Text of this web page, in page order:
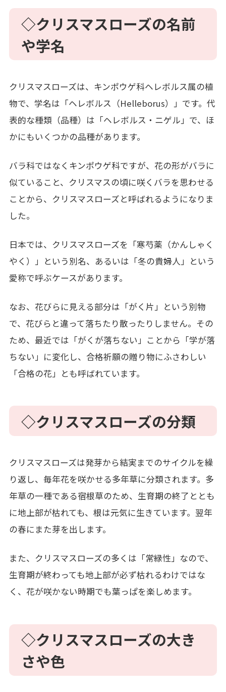
◇クリスマスローズの名前
や学名
クリスマスローズは、キンポウゲ科ヘレボルス属の植
物で、学名は「ヘレボルス（Helleborus）」です。代
表的な種類（品種）は「ヘレボルス・ニゲル」で、ほ
かにもいくつかの品種があります。
バラ科ではなくキンポウゲ科ですが、花の形がバラに
似ていること、クリスマスの頃に咲くバラを思わせる
ことから、クリスマスローズと呼ばれるようになりま
した。
日本では、クリスマスローズを「寒芍薬（かんしゃく
やく）」という別名、あるいは「冬の貴婦人」という
愛称で呼ぶケースがあります。
なお、花びらに見える部分は「がく片」という別物
で、花びらと違って落ちたり散ったりしません。その
ため、最近では「がくが落ちない」ことから「学が落
ちない」に変化し、合格祈願の贈り物にふさわしい
「合格の花」とも呼ばれています。
◇クリスマスローズの分類
クリスマスローズは発芽から結実までのサイクルを繰
り返し、毎年花を咲かせる多年草に分類されます。多
年草の一種である宿根草のため、生育期の終了ととも
に地上部が枯れても、根は元気に生きています。翌年
の春にまた芽を出します。
また、クリスマスローズの多くは「常緑性」なので、
生育期が終わっても地上部が必ず枯れるわけではな
く、花が咲かない時期でも葉っぱを楽しめます。
◇クリスマスローズの大き
さや色